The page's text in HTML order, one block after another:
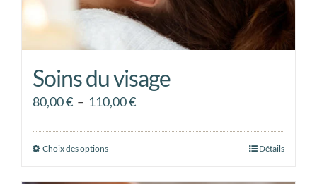
produit
Soins du visage
80,00€ – 110,00€Plage
Choix des optionsCe
Détails